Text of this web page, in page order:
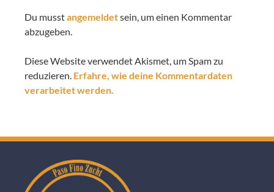
Du musstangemeldetsein, um einen Kommentar
abzugeben.
Diese Website verwendet Akismet, um Spam zu
reduzieren. Erfahre, wie deine Kommentardaten
verarbeitet werden.